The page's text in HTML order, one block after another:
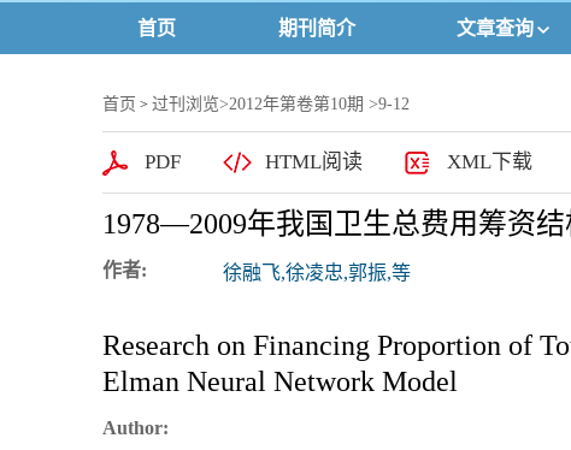
首页 期刊简介 文章查询
高级查询
下载排名
首页 > 过刊浏览>2012年第卷第10期 >9-12
PDF HTML阅读 XML下载
1978—2009年我国卫生总费用筹资
作者: 徐融飞,徐凌忠,郭振,等
Research on Financing Proportion of
Elman Neural Network Model
Author: